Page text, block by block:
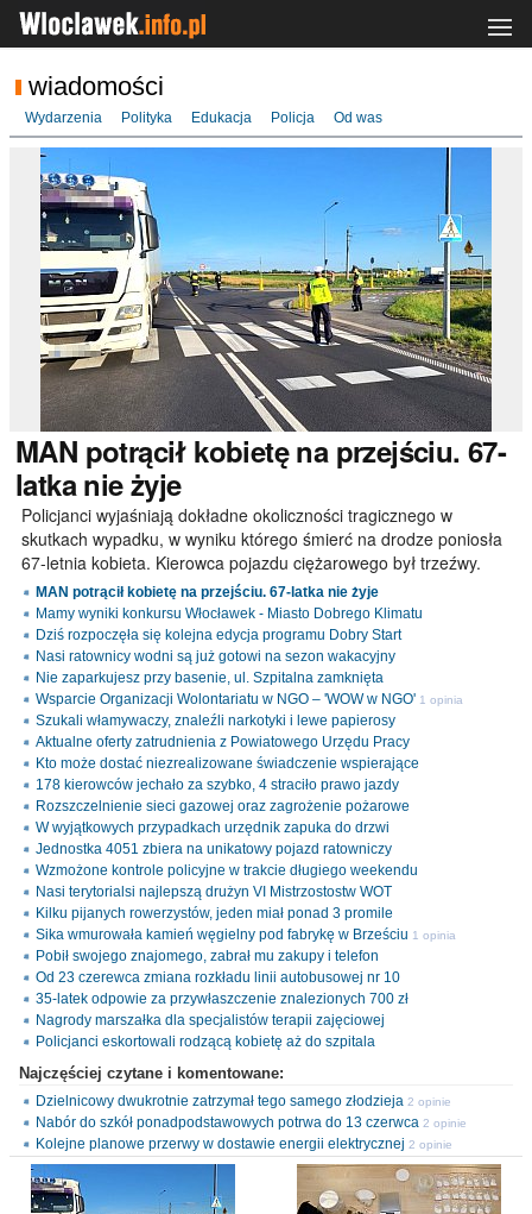
wiadomości
Wydarzenia Polityka Edukacja Policja Od was
MAN potrącił kobietę na przejściu. 67-
latka nie żyje
Policjanci wyjaśniają dokładne okoliczności tragicznego w
skutkach wypadku, w wyniku którego śmierć na drodze poniosła
67-letnia kobieta. Kierowca pojazdu ciężarowego był trzeźwy.
MAN potrącił kobietę na przejściu. 67-latka nie żyje
Mamy wyniki konkursu Włocławek - Miasto Dobrego Klimatu
Dziś rozpoczęła się kolejna edycja programu Dobry Start
Nasi ratownicy wodni są już gotowi na sezon wakacyjny
Nie zaparkujesz przy basenie, ul. Szpitalna zamknięta
Wsparcie Organizacji Wolontariatu w NGO – 'WOW w NGO' 1 opinia
Szukali włamywaczy, znaleźli narkotyki i lewe papierosy
Aktualne oferty zatrudnienia z Powiatowego Urzędu Pracy
Kto może dostać niezrealizowane świadczenie wspierające
178 kierowców jechało za szybko, 4 straciło prawo jazdy
Rozszczelnienie sieci gazowej oraz zagrożenie pożarowe
W wyjątkowych przypadkach urzędnik zapuka do drzwi
Jednostka 4051 zbiera na unikatowy pojazd ratowniczy
Wzmożone kontrole policyjne w trakcie długiego weekendu
Nasi terytorialsi najlepszą drużyn VI Mistrzostostw WOT
Kilku pijanych rowerzystów, jeden miał ponad 3 promile
Sika wmurowała kamień węgielny pod fabrykę w Brześciu 1 opinia
Pobił swojego znajomego, zabrał mu zakupy i telefon
Od 23 czerewca zmiana rozkładu linii autobusowej nr 10
35-latek odpowie za przywłaszczenie znalezionych 700 zł
Nagrody marszałka dla specjalistów terapii zajęciowej
Policjanci eskortowali rodzącą kobietę aż do szpitala
Najczęściej czytane i komentowane:
Dzielnicowy dwukrotnie zatrzymał tego samego złodzieja 2 opinie
Nabór do szkół ponadpodstawowych potrwa do 13 czerwca 2 opinie
Kolejne planowe przerwy w dostawie energii elektrycznej 2 opinie